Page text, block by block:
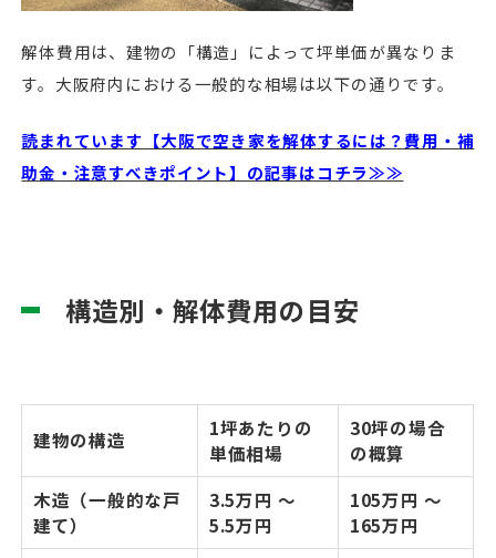
解体費用は、建物の「構造」によって坪単価が異なりま
す。大阪府内における一般的な相場は以下の通りです。
読まれています【大阪で空き家を解体するには？費用・補
助金・注意すべきポイント】の記事はコチラ≫≫
構造別・解体費用の目安
建物の構造
1坪あたりの
単価相場
30坪の場合
の概算
木造（一般的な戸
建て）
3.5万円 〜
5.5万円
105万円 〜
165万円